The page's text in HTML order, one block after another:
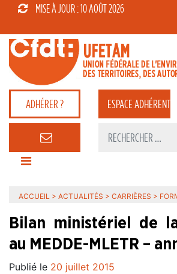
MISE À JOUR : 10 AOÛT 2026
ADHÉRER ? ESPACEADHÉRENT
ACCUEIL > ACTUALITÉS > CARRIÈRES >
Bilan ministériel de
au MEDDE-MLETR –
Publié le 20 juillet 2015